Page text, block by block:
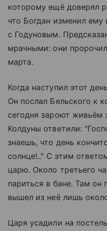
которому ещё доверял
что Богдан изменил
с Годуновым.
мрачными: они
марта.
Когда наступил этот
Он послал Бельского к
сегодня зароют живьём
Колдуны ответили:
знаешь, что день
солнце!.." С этим
царю. Около третьего
париться в бане. Там он
вышел из неё лишь
Царя усадили на